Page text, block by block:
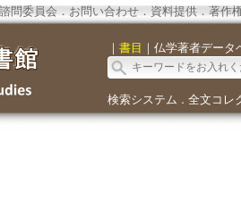
諮問委員会． お問い合わせ． 資料提供． 著作
｜ 書目 ｜ 仏学著者データ
検索システム ． 全文コレ